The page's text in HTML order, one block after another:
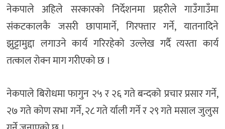
नेकपाले अहिले सरकारको निर्देशनमा प्रहरीले गाउँगाउँमा
संकटकालकै जसरी छापामार्ने, गिरफ्तार गर्ने, यातनादिने
झुट्टामुद्दा लगाउने कार्य गरिरहेको उल्लेख गर्दै त्यस्ता कार्य
तत्काल रोक्न माग गरीएको छ ।
नेकपाले बिरोधमा फागुन २५ र २६ गते बन्दको प्रचार प्रसार गर्ने,
२७ गते कोण सभा गर्ने, २८ गते र्याली गर्ने र २९ गते मसाल जुलुस